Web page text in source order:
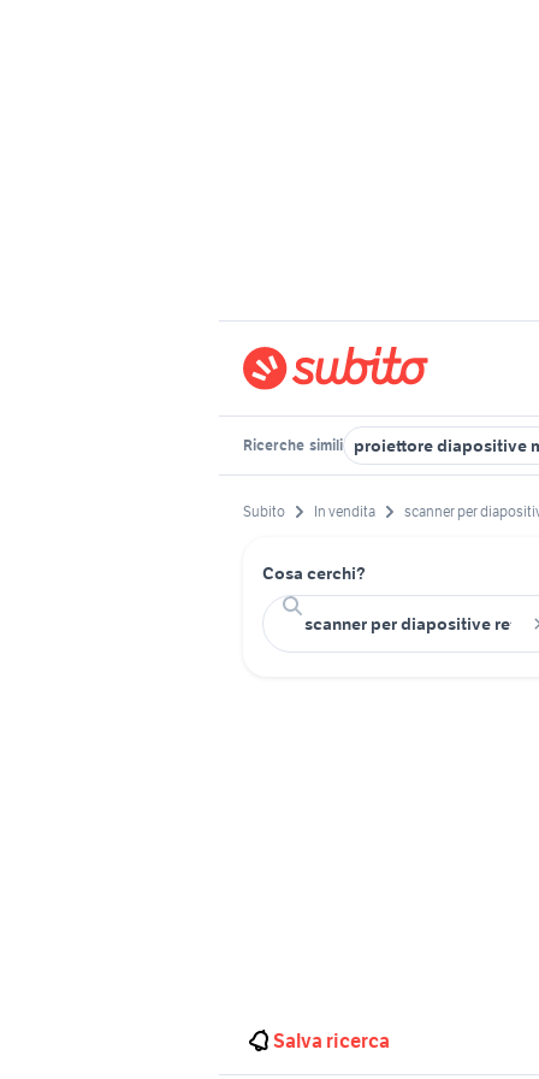
Ricerche simili proiettore diapositive
Subito In vendita scanner per
Cosa cerchi?
Salva ricerca